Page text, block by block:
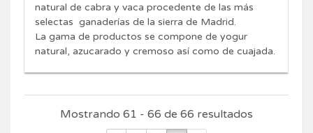
natural de cabra y vaca procedente de las más
selectas ganaderías de la sierra de Madrid.
La gama de productos se compone de yogur
natural, azucarado y cremoso así como de cuajada.
Mostrando 61 - 66 de 66 resultados